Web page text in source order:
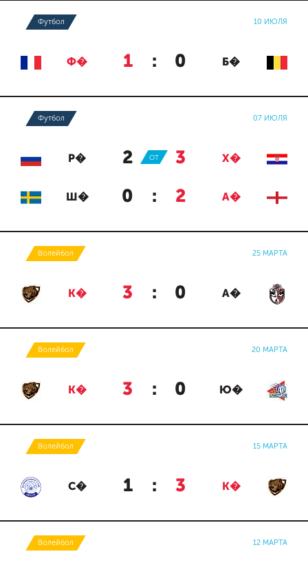
Футбол 10 ИЮЛЯ
Ф� 1 : 0 Б�
Футбол 07 ИЮЛЯ
Р� 2 : 3 Х�
ОТ
Ш� 0 : 2 А�
Волейбол 25 МАРТА
К� 3 : 0 А�
Волейбол 20 МАРТА
К� 3 : 0 Ю�
Волейбол 15 МАРТА
С� 1 : 3 К�
Волейбол 12 МАРТА